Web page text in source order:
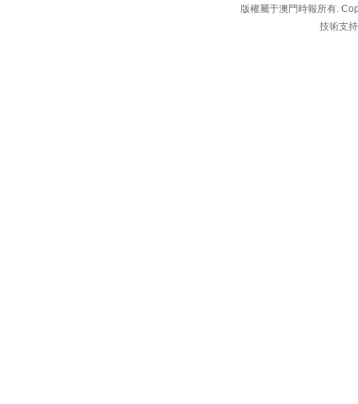
版權屬于澳門時報所有.
技術支